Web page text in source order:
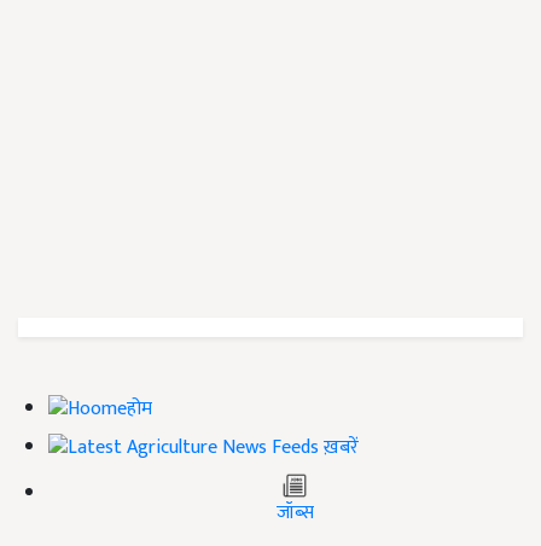
होम
ख़बरें
जॉब्स